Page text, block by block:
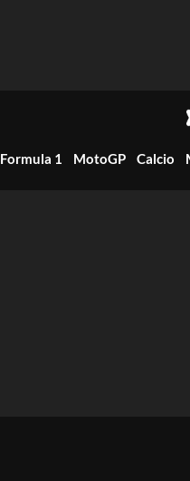
Formula 1 MotoGP Calcio